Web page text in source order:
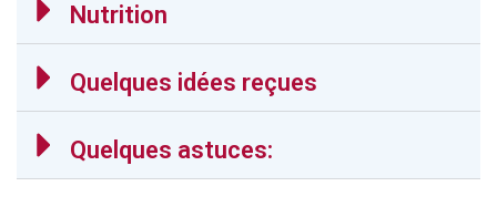
Nutrition
Quelques idées reçues
Quelques astuces: